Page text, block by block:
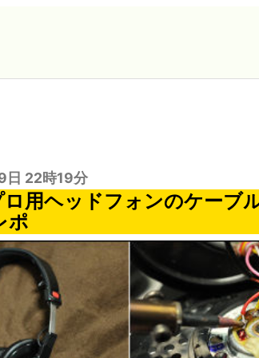
22時19分
用ヘッドフォンのケーブ
ポ